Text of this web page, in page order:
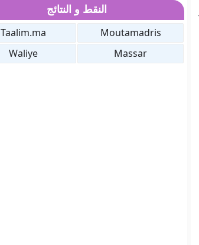
النقط و النتائج
Moutamadris
Taalim.ma
Massar
Waliye